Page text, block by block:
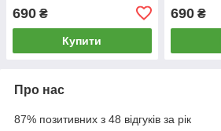
690 ₴
Купити
690₴
Про нас
87% позитивних з 48 відгуків за рік